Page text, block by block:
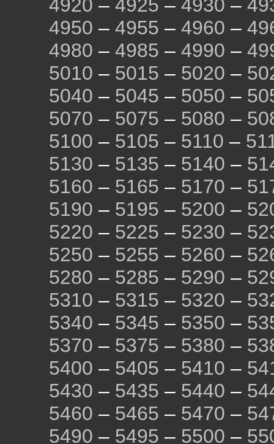
4920 – 4925 – 4930 –
4950 – 4955 – 4960 –
4980 – 4985 – 4990 –
5010 – 5015 – 5020 –
5040 – 5045 – 5050 –
5070 – 5075 – 5080 –
5100 – 5105 – 5110 –
5130 – 5135 – 5140 –
5160 – 5165 – 5170 –
5190 – 5195 – 5200 –
5220 – 5225 – 5230 –
5250 – 5255 – 5260 –
5280 – 5285 – 5290 –
5310 – 5315 – 5320 –
5340 – 5345 – 5350 –
5370 – 5375 – 5380 –
5400 – 5405 – 5410 –
5430 – 5435 – 5440 –
5460 – 5465 – 5470 –
5490 – 5495 – 5500 –